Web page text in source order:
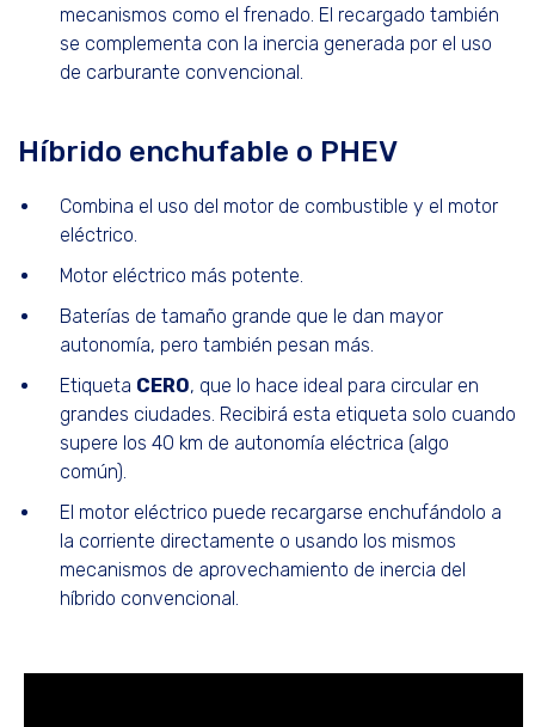
mecanismos como el frenado. El recargado también
se complementa con la inercia generada por el uso
de carburante convencional.
Híbrido enchufable o PHEV
Combina el uso del motor de combustible y el motor
eléctrico.
Motor eléctrico más potente.
Baterías de tamaño grande que le dan mayor
autonomía, pero también pesan más.
Etiqueta CERO, que lo hace ideal para circular en
grandes ciudades. Recibirá esta etiqueta solo cuando
supere los 40 km de autonomía eléctrica (algo
común).
El motor eléctrico puede recargarse enchufándolo a
la corriente directamente o usando los mismos
mecanismos de aprovechamiento de inercia del
híbrido convencional.